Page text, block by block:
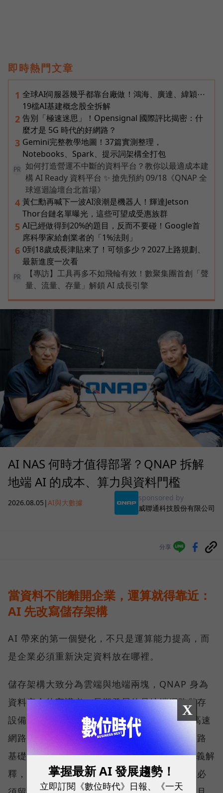
即時熱門文章
1 全球AI伺服器幾乎都靠台廠做！鴻海、廣達、緯穎⋯
19檔AI基建概念股全拆解
2 告別「極速迷思」！Opensignal 國際評比揭密：什
麼才是 5G 時代的好網路？
3 Gemini完整教學地圖！37篇實測整理，
Notebooks、Spark、提示詞架構全打包
PR
如何打造營運不中斷的資料平台？教你以最適成本建
構 AI Ready 資料平台 ✨ 搶先預約 09/18《QNAP 全
球巡迴論壇台北首場》
4 黃仁勳再喊下一波AI浪潮是機器人！輝達Jetson
Thor台鏈名單曝光，這些可望成受惠族群
5 AI已經做得到20%的題目，反而不要碰！Google首
席科學家給創業者的「1%法則」
6 0到18歲成長津貼來了！可領多少？2027上路規劃、
最新進度一次看
PR
【專訪】工具再多不如飛輪有效！數聚集團首創「聲
量、流量、存量」解鎖 AI 成長引擎
AI NAS 何時才值得部署？QNAP 拆解
地端 AI 的成本、算力與資料門檻
2026.08.05 |AI與大數據
sponsored by
威聯通科技股份有限公司
分享
當資料不能離開企業，運算就得靠近：
AI 先改寫儲存架構
AI 帶來的第一個變化，不只是運算能力提高，而
是企業必須重新決定資料放在哪裡。
儲存架構大致分為雲端與地端兩塊，QNAP 身為
資料安全的守護者，長期發展的是地端網路儲存
設備（NAS），並擴展至 25GbE、100GbE 高速
網路交換器產品線，提供完整的儲存與高速網路
基礎架構。威聯通科技（QNAP）總經理劉文義解
釋，當資料因合規要求或敏感度不能上雲，就必
X
掌握最新 AI 發展趨勢！
立即訂閱《數位時代》日報、《一天